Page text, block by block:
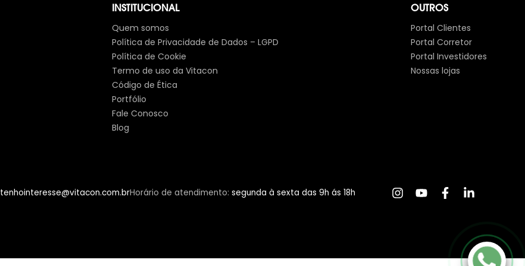
INSTITUCIONAL
Quem somos
Política de Privacidade de Dados – LGPD
Política de Cookie
Termo de uso da Vitacon
Código de Ética
Portfólio
Fale Conosco
Blog
OUTROS
Portal Clientes
Portal Corretor
Portal Investidores
Nossas lojas
tenhointeresse@vitacon.com.brHorário de atendimento: segunda à sexta das 9h ás 18h